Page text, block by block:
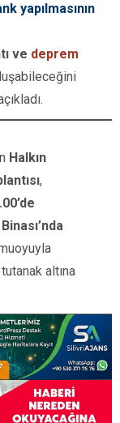
yapılmasının
ve deprem
Halkın
,
altına